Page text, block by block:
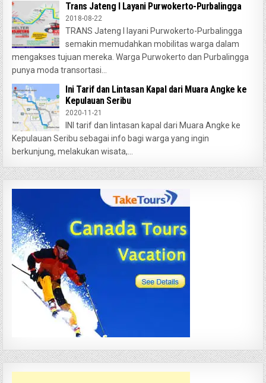
Trans Jateng I Layani Purwokerto-Purbalingga
2018-08-22
TRANS Jateng I layani Purwokerto-Purbalingga
semakin memudahkan mobilitas warga dalam
mengakses tujuan mereka. Warga Purwokerto dan Purbalingga
punya moda transortasi...
Ini Tarif dan Lintasan Kapal dari Muara Angke ke
Kepulauan Seribu
2020-11-21
INI tarif dan lintasan kapal dari Muara Angke ke
Kepulauan Seribu sebagai info bagi warga yang ingin
berkunjung, melakukan wisata,...